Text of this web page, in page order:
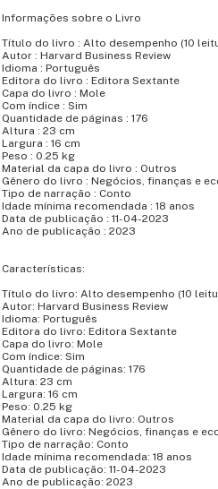
Informações sobre o Livro
Título do livro : Alto desempenho (10
Autor : Harvard Business Review
Idioma : Português
Editora do livro : Editora Sextante
Capa do livro : Mole
Com índice : Sim
Quantidade de páginas : 176
Altura : 23 cm
Largura : 16 cm
Peso : 0.25 kg
Material da capa do livro : Outros
Gênero do livro : Negócios, finanças e
Tipo de narração : Conto
Idade mínima recomendada : 18 anos
Data de publicação : 11-04-2023
Ano de publicação : 2023
Características:
Título do livro: Alto desempenho (10
Autor: Harvard Business Review
Idioma: Português
Editora do livro: Editora Sextante
Capa do livro: Mole
Com índice: Sim
Quantidade de páginas: 176
Altura: 23 cm
Largura: 16 cm
Peso: 0.25 kg
Material da capa do livro: Outros
Gênero do livro: Negócios, finanças e
Tipo de narração: Conto
Idade mínima recomendada: 18 anos
Data de publicação: 11-04-2023
Ano de publicação: 2023